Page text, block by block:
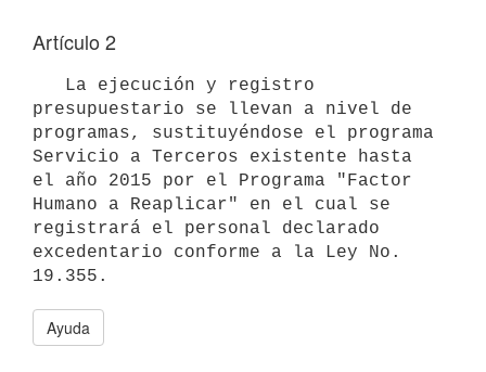
Artículo 2
presupuestario se llevan a nivel de
programas, sustituyéndose el programa
Servicio a Terceros existente hasta
el año 2015 por el Programa "Factor
Humano a Reaplicar" en el cual se
registrará el personal declarado
excedentario conforme a la Ley No.
Ayuda